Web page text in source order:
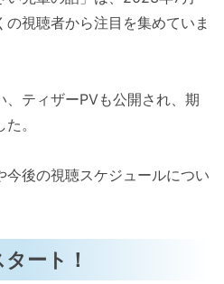
視聴者から注目を集めていま
、ティザーPVも公開され、期
。
後の視聴スケジュールについ
ート！